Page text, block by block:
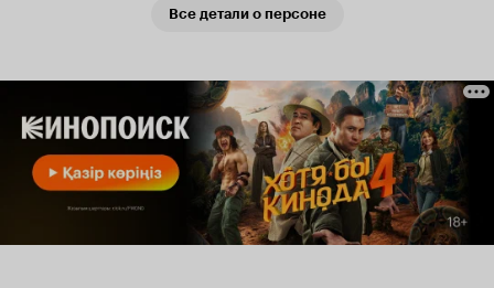
Все детали о персоне